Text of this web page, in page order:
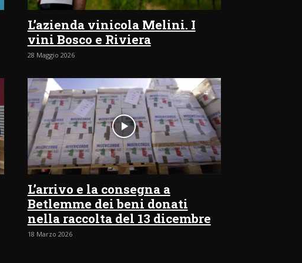
L’azienda vinicola Melini. I
vini Bosco e Riviera
28 Maggio 2026
L’arrivo e la consegna a
Betlemme dei beni donati
nella raccolta del 13 dicembre
18 Marzo 2026